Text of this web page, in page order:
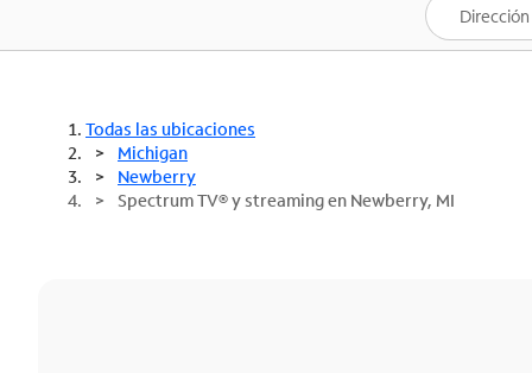
Spectrum One
Mejores ofertas
Planes
Todas las ubicaciones
Michigan
Newberry
Spectrum TV® y streaming en Newberry, MI